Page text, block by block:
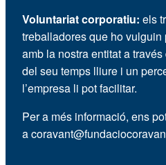
Voluntariat corporatiu: els
treballadores que ho
amb la nostra entitat a través
del seu temps lliure i un
l’empresa li pot facilitar.
Per a més informació, ens
a